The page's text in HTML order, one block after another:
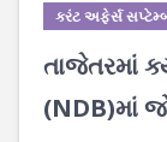
કરંટ અફેર્સ
તાજેતરમાં
(NDB)માં